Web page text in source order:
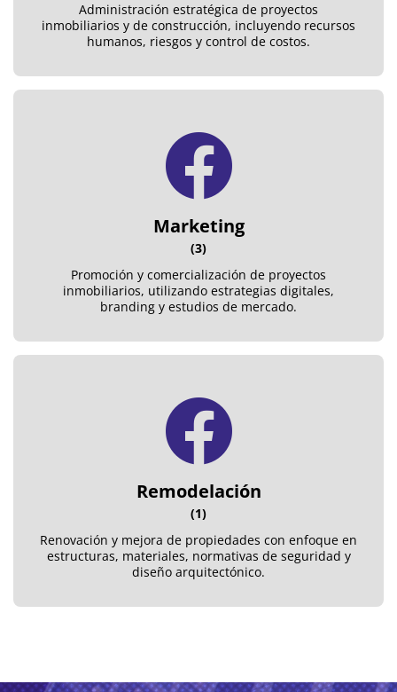
Administración estratégica de proyectos
inmobiliarios y de construcción, incluyendo recursos
humanos, riesgos y control de costos.
Marketing
(3)
Promoción y comercialización de proyectos
inmobiliarios, utilizando estrategias digitales,
branding y estudios de mercado.
Remodelación
(1)
Renovación y mejora de propiedades con enfoque en
estructuras, materiales, normativas de seguridad y
diseño arquitectónico.